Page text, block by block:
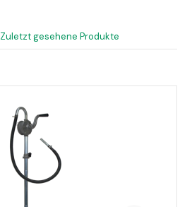
Zuletzt gesehene Produkte